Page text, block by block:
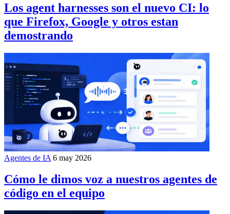
Los agent harnesses son el nuevo CI: lo
que Firefox, Google y otros estan
demostrando
Agentes de IA 6 may 2026
Cómo le dimos voz a nuestros agentes de
código en el equipo